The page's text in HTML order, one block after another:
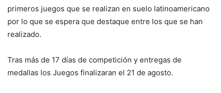
primeros juegos que se realizan en suelo latinoamericano
por lo que se espera que destaque entre los que se han
realizado.
Tras más de 17 días de competición y entregas de
medallas los Juegos finalizaran el 21 de agosto.